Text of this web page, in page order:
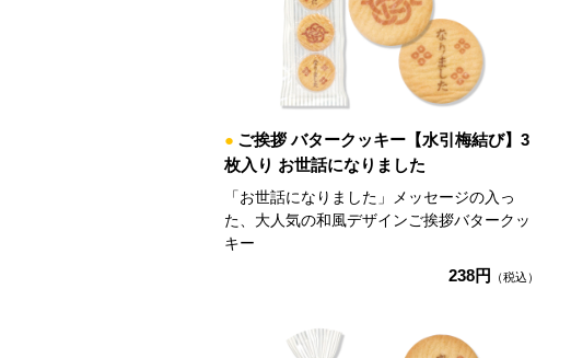
● ご挨拶 バタークッキー【水引梅結び】3
枚入り お世話になりました
「お世話になりました」メッセージの入っ
た、大人気の和風デザインご挨拶バタークッ
キー
238円 （税込）